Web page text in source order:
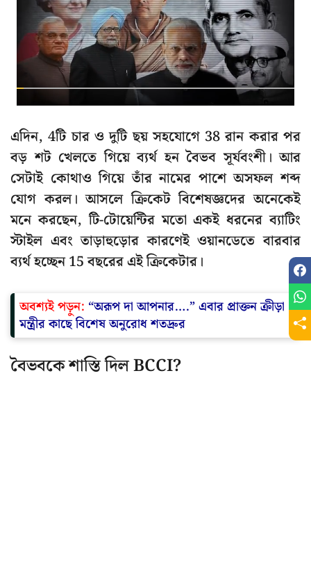
এদিন, 4টি চার ও দুটি ছয় সহযোগে 38 রান করার পর
বড় শট খেলতে গিয়ে ব্যর্থ হন বৈভব সূর্যবংশী। আর
সেটাই কোথাও গিয়ে তাঁর নামের পাশে অসফল শব্দ
যোগ করল। আসলে ক্রিকেট বিশেষজ্ঞদের অনেকেই
মনে করছেন, টি-টোয়েন্টির মতো একই ধরনের ব্যাটিং
স্টাইল এবং তাড়াহুড়োর কারণেই ওয়ানডেতে বারবার
ব্যর্থ হচ্ছেন 15 বছরের এই ক্রিকেটার।
অবশ্যই পড়ুন: “অরূপ দা আপনার….” এবার প্রাক্তন ক্রীড়া
মন্ত্রীর কাছে বিশেষ অনুরোধ শতদ্রুর
বৈভবকে শাস্তি দিল BCCI?